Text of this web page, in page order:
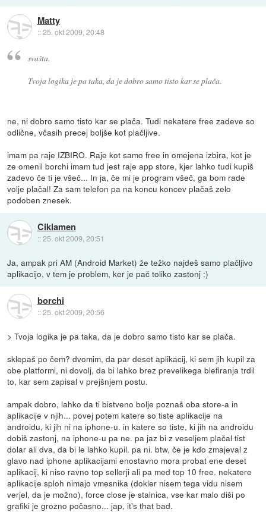
Matty
::25. okt 2009, 20:48
svašta.
Tvoja logika je pa taka, da je dobro samo tisto kar se plača.
ne, ni dobro samo tisto kar se plača. Tudi nekatere free zadeve so
odlične, včasih precej boljše kot plačljive.
imam pa raje IZBIRO. Raje kot samo free in omejena izbira, kot je
ze omenil borchi imam tud jest raje app store, kjer lahko tudi kupiš
zadevo če ti je všeč... In ja, če mi je program všeč, ga bom rade
volje plačal! Za sam telefon pa na koncu koncev plačaš zelo
podoben znesek.
Ciklamen
::25. okt 2009, 20:51
Ja, ampak pri AM (Android Market) že težko najdeš samo plačljivo
aplikacijo, v tem je problem, ker je pač toliko zastonj :)
borchi
::25. okt 2009, 20:56
> Tvoja logika je pa taka, da je dobro samo tisto kar se plača.
sklepaš po čem? dvomim, da par deset aplikacij, ki sem jih kupil za
obe platformi, ni dovolj, da bi lahko brez prevelikega blefiranja trdil
to, kar sem zapisal v prejšnjem postu.
ampak dobro, lahko da ti bistveno bolje poznaš oba store-a in
aplikacije v njih... povej potem katere so tiste aplikacije na
androidu, ki jih ni na iphone-u. in katere so tiste, ki jih na androidu
dobiš zastonj, na iphone-u pa ne. pa jaz bi z veseljem plačal tist
dolar ali dva, da bi le lahko kupil. pa ni. btw, če je kdo zmajeval z
glavo nad iphone aplikacijami enostavno mora probat ene deset
aplikacij, ki niso ravno top sellerji ali pa med top 10 free. nekatere
aplikacije sploh nimajo vmesnika (dokler nisem tega vidu nisem
verjel, da je možno), force close je stalnica, vse kar malo diši po
grafiki je grozno počasno... jap, it's that bad.